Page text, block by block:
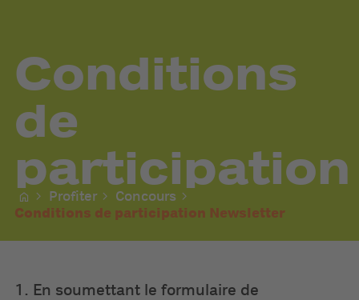
Conditions
de
participation
Profiter
Concours
Conditions de participation Newsletter
1. En soumettant le formulaire de